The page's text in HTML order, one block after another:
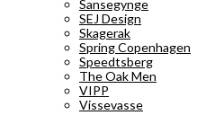
Sansegynge
SEJ Design
Skagerak
Spring Copenhagen
Speedtsberg
The Oak Men
VIPP
Vissevasse